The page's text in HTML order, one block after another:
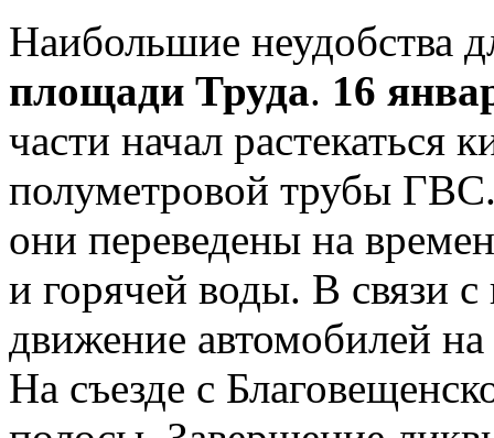
Наибольшие неудобства
площади Труда. 16
части начал растекаться
полуметровой трубы
они переведены на
и горячей воды. В связи
движение автомобилей
На съезде с